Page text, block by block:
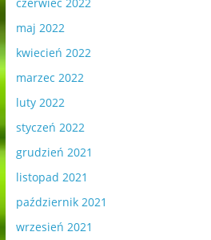
czerwiec 2022
maj 2022
kwiecień 2022
marzec 2022
luty 2022
styczeń 2022
grudzień 2021
listopad 2021
październik 2021
wrzesień 2021